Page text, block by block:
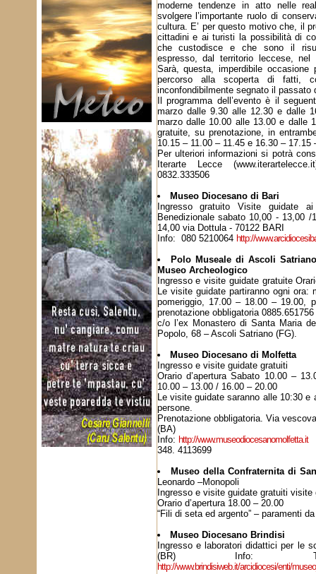
moderne tendenze in atto nelle
svolgere l’importante ruolo di
cultura. E’ per questo motivo che, il
cittadini e ai turisti la possibilità di
che custodisce e che sono il
espresso, dal territorio leccese,
Sarà, questa, imperdibile
percorso alla scoperta di fatti,
inconfondibilmente segnato il passato
Il programma dell’evento è il
marzo dalle 9.30 alle 12.30 e dalle
marzo dalle 10.00 alle 13.00 e dalle
gratuite, su prenotazione, in
10.15 – 11.00 – 11.45 e 16.30 – 17.15
Per ulteriori informazioni si potrà
Iterarte Lecce
0832.333506
Museo Diocesano di Bari
Ingresso gratuito Visite guidate
Benedizionale sabato 10,00 - 13,00
14,00 via Dottula - 70122 BARI
Info: 080 5210064 http://
Polo Museale di Ascoli
Museo Archeologico
Ingresso e visite guidate gratuite
Le visite guidate partiranno ogni ora:
pomeriggio, 17.00 – 18.00 – 19.00,
prenotazione obbligatoria
c/o l’ex Monastero di Santa Maria
Popolo, 68 – Ascoli Satriano (FG).
Museo Diocesano di Molfetta
Ingresso e visite guidate gratuiti
Orario d’apertura Sabato 10.00 –
10.00 – 13.00 / 16.00 – 20.00
Le visite guidate saranno alle 10:30 e
persone.
Prenotazione obbligatoria. Via
(BA)
Info: http://www.museodiocesanomolfetta.it
348. 4113699
Museo della Confraternita di
Leonardo –Monopoli
Ingresso e visite guidate gratuiti visite
Orario d’apertura 18.00 – 20.00
“Fili di seta ed argento” – paramenti
Museo Diocesano Brindisi
Ingresso e laboratori didattici per le
(BR) Info: Tel.
http://www.brindisiweb.it/arcidiocesi/enti/